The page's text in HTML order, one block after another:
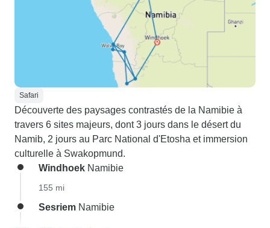
Safari
Découverte des paysages contrastés de la Namibie à
travers 6 sites majeurs, dont 3 jours dans le désert du
Namib, 2 jours au Parc National d'Etosha et immersion
culturelle à Swakopmund.
Windhoek Namibie
155 mi
Sesriem Namibie